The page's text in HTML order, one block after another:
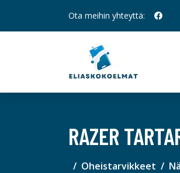
Ota meihin yhteyttä:
RAZER
Oheistarvikkeet